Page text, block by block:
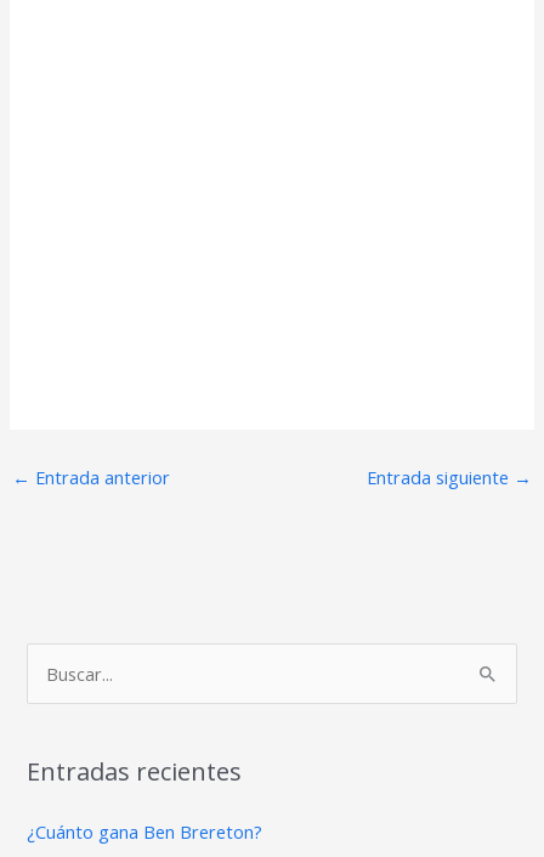
← Entrada anterior Entrada siguiente →
c
Entradas recientes
¿Cuánto gana Ben Brereton?